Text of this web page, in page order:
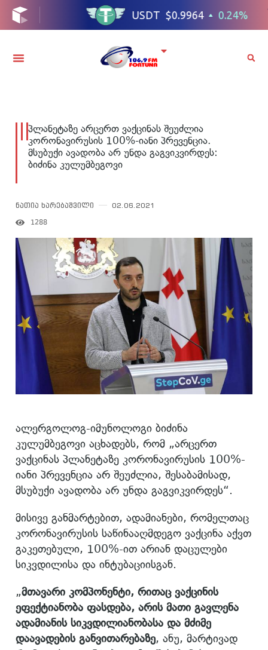
პლანეტაზე არცერთ ვაქცინას შეუძლია
კორონავირუსის 100%-იანი პრევენცია.
მსუბუქი ავადობა არ უნდა გაგვიკვირდეს:
ბიძინა კულუმბეგოვი
ნათია ხარებაშვილი 02.06.2021
1288
ალერგოლოგ-იმუნოლოგი ბიძინა
კულუმბეგოვი აცხადებს, რომ „არცერთ
ვაქცინას პლანეტაზე კორონავირუსის 100%-
იანი პრევენცია არ შეუძლია, შესაბამისად,
მსუბუქი ავადობა არ უნდა გაგვიკვირდეს“.
მისივე განმარტებით, ადამიანები, რომელთაც
კორონავირუსის საწინააღმდეგო ვაქცინა აქვთ
გაკეთებული, 100%-ით არიან დაცულები
სიკვდილისა და ინტუბაციისგან.
„მთავარი კომპონენტი, რითაც ვაქცინის
ეფექტიანობა ფასდება, არის მათი გავლენა
ადამიანის სიკვდილიანობასა და მძიმე
დაავადების განვითარებაზე, ანუ, მარტივად